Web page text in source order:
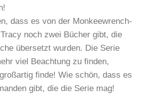
dass es von der Monkeewrench-
noch zwei Bücher gibt, die
übersetzt wurden. Die Serie
viel Beachtung zu finden,
finde! Wie schön, dass es
gibt, die die Serie mag!